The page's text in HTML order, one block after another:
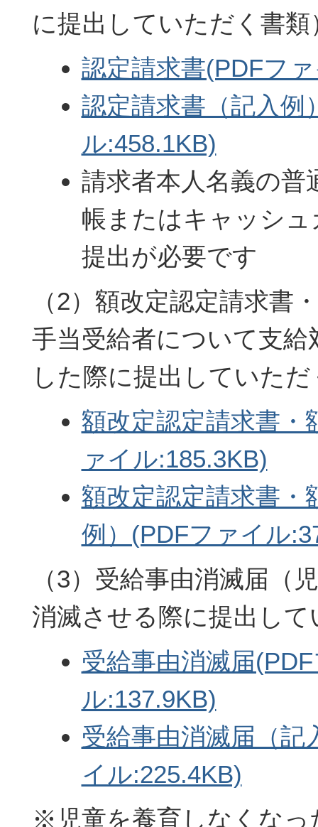
に提出していただく書類
認定請求書(PDFフ
認定請求書（記入例
ル:458.1KB)
請求者本人名義の普
帳またはキャッシ
提出が必要です
（2）額改定認定請求書
手当受給者について支給
した際に提出していた
額改定認定請求書・
ァイル:185.3KB)
額改定認定請求書・
例）(PDFファイル
（3）受給事由消滅届（
消滅させる際に提出し
受給事由消滅届
ル:137.9KB)
受給事由消滅届（記
イル:225.4KB)
※児童を養育しなくなっ